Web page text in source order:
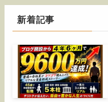
新着記事